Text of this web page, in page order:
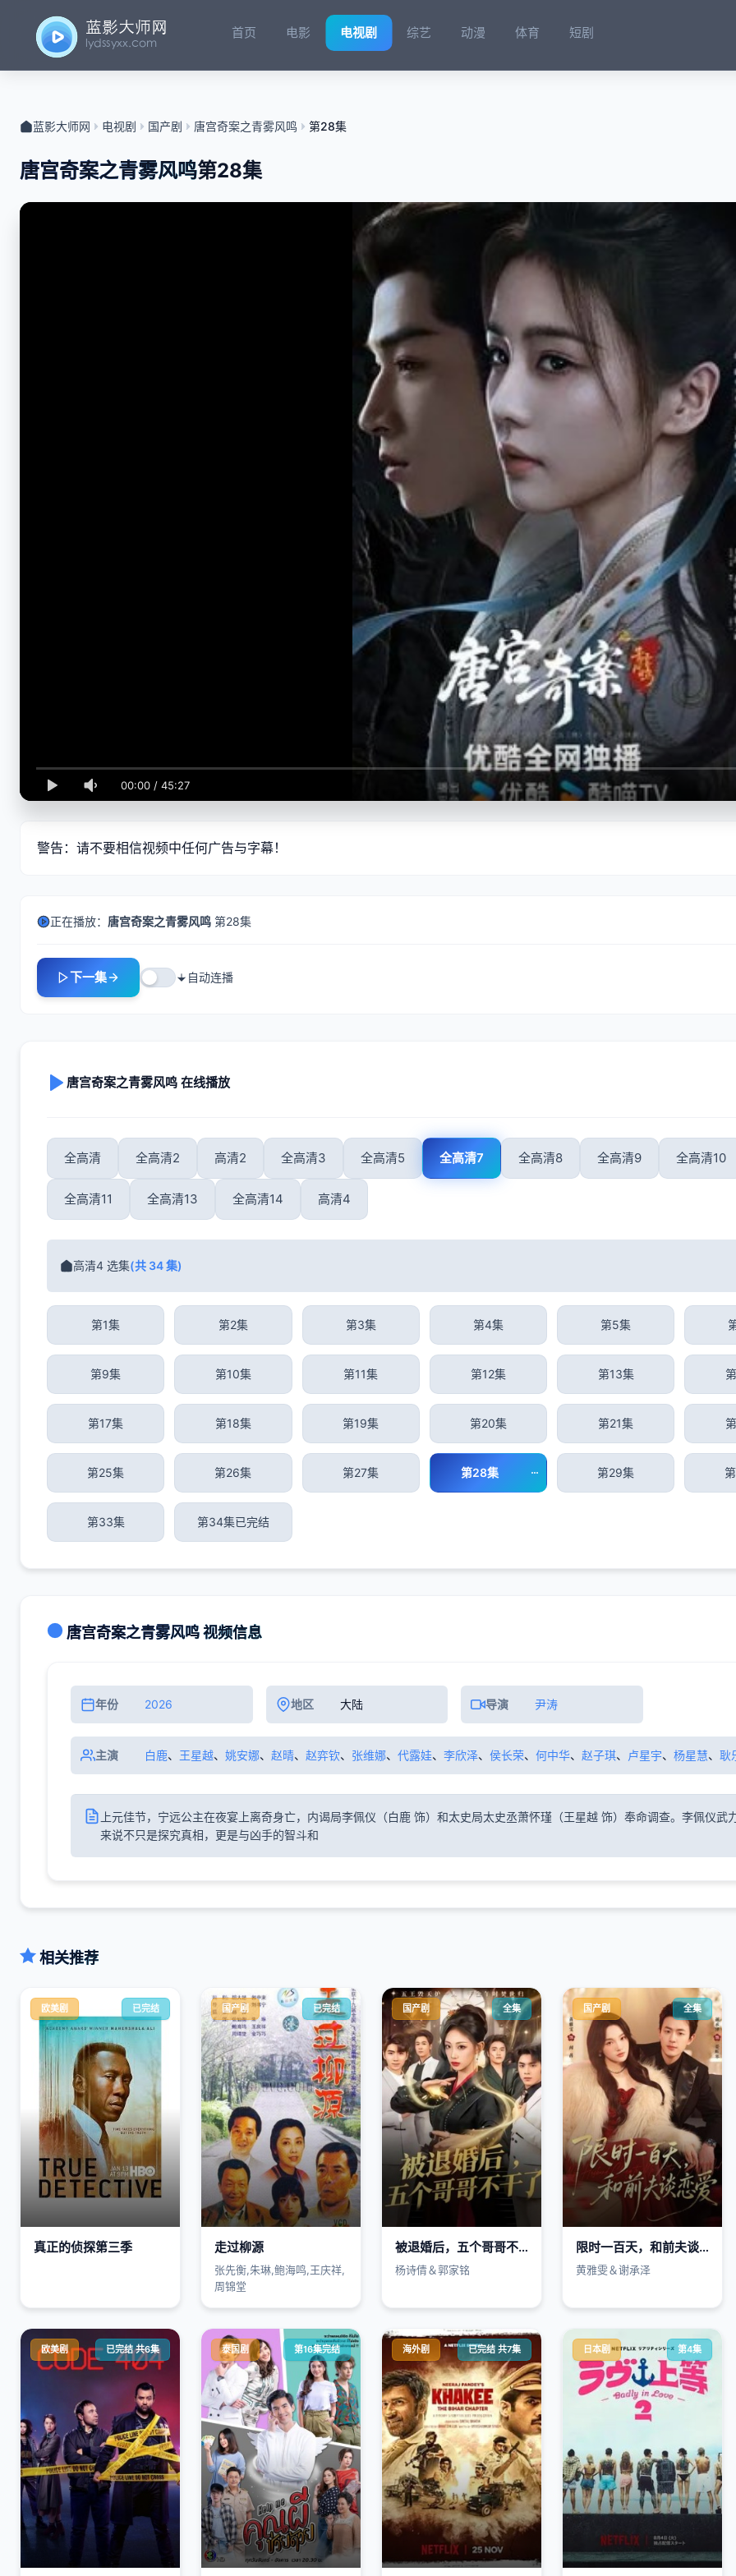
首页 电影 电视剧 综艺 动漫 体育 短剧
蓝影大师网 电视剧 国产剧 唐宫奇案之青雾风鸣 第28集
唐宫奇案之青雾风鸣第28集
00:00 / 45:27
警告：请不要相信视频中任何广告与字幕！
正在播放： 唐宫奇案之青雾风鸣 第28集
下一集 自动连播
唐宫奇案之青雾风鸣 在线播放
全高清 全高清2 高清2 全高清3 全高清5 全高清7 全高清8 全高清9 全高清10
全高清11 全高清13 全高清14 高清4
高清4 选集(共 34 集)
第1集 第2集 第3集 第4集 第5集
第9集 第10集 第11集 第12集 第13集
第17集 第18集 第19集 第20集 第21集
第25集 第26集 第27集 第28集 第29集
第33集 第34集已完结
唐宫奇案之青雾风鸣 视频信息
年份 2026 地区 大陆 导演 尹涛
主演 白鹿、 王星越、 姚安娜、 赵晴、 赵弈钦、 张维娜、 代露娃、 李欣泽、 侯长荣、 何中华、 赵子琪、 卢星宇、 杨星慧、 耿
上元佳节，宁远公主在夜宴上离奇身亡，内谒局李佩仪（白鹿 饰）和太史局太史丞萧怀瑾（王星越 饰）奉命调查。李佩仪
来说不只是探究真相，更是与凶手的智斗和
相关推荐
欧美剧 已完结
真正的侦探第三季
国产剧 已完结
走过柳源
张先衡,朱琳,鲍海鸣,王庆祥,
周锦堂
国产剧 全集
被退婚后，五个哥哥不干了
杨诗倩＆郭家铭
国产剧 全集
限时一百天，和前夫谈恋爱
黄雅雯＆谢承泽
欧美剧 已完结 共6集 泰国剧 第16集完结 海外剧 已完结 共7集 日本剧 第4集